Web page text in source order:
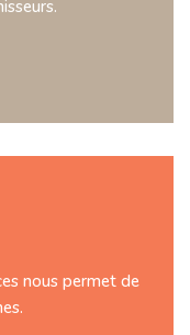
nous permet de